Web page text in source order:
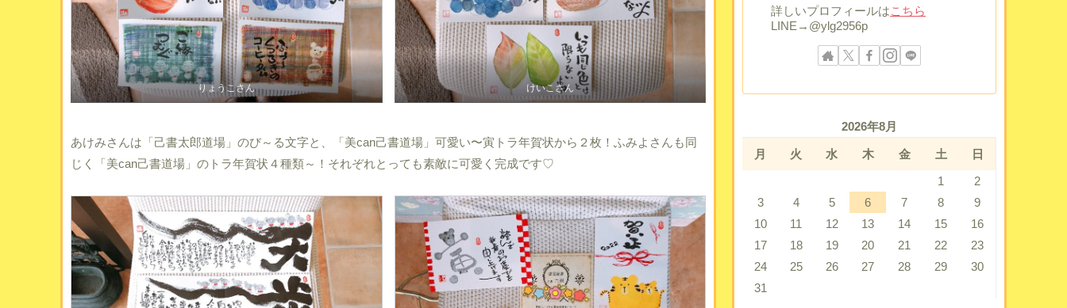
りょうこさん けいこさん
あけみさんは「己書太郎道場」のび～る文字と、「美can己書道場」可愛い〜寅トラ年賀状から２枚！ふみよさんも同
じく「美can己書道場」のトラ年賀状４種類～！それぞれとっても素敵に可愛く完成です♡
詳しいプロフィールはこちら
LINE→@ylg2956p
2026年8月
月 火 水 木 金 土
日
1
2
3
4 5 6 7 8
9
10
11 12 13 14 15
16
17
18 19 20 21 22
23
24
25 26 27 28 29
30
31